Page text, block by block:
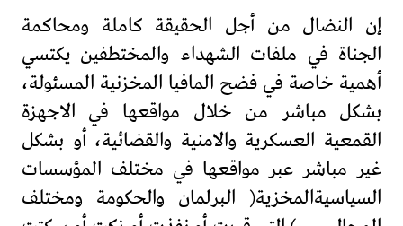
إن النضال من أجل الحقيقة كاملة ومحاكمة
الجناة في ملفات الشهداء والمختطفين يكتسي
أهمية خاصة في فضح المافيا المخزنية المسئولة،
بشكل مباشر من خلال مواقعها في الاجهزة
القمعية العسكرية والامنية والقضائية، أو بشكل
غير مباشر عبر مواقعها في مختلف المؤسسات
السياسيةالمخزية( البرلمان والحكومة ومختلف